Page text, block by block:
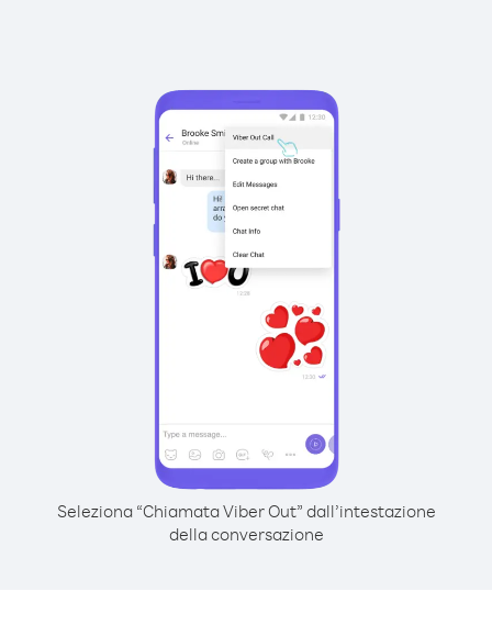
Seleziona “Chiamata Viber Out” dall’intestazione
della conversazione